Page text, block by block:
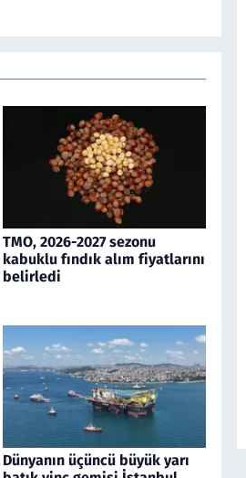
TMO, 2026-2027 sezonu
kabuklu fındık alım fiyatlarını
belirledi
Dünyanın üçüncü büyük yarı